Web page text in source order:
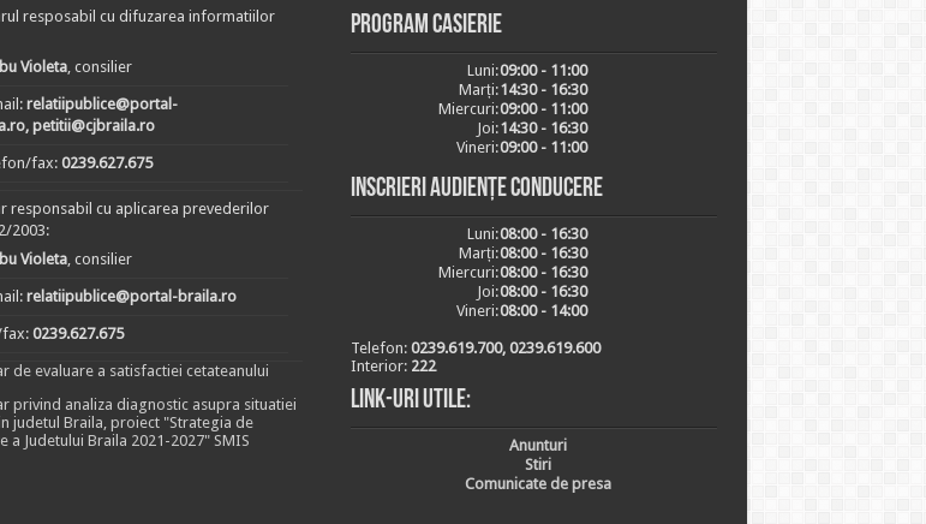
resposabil cu difuzarea informatiilor
Violeta, consilier
relatiipublice@portal-
petitii@cjbraila.ro
fax:0239.627.675
responsabil cu aplicarea prevederilor
2003:
Violeta, consilier
relatiipublice@portal-braila.ro
fax:0239.627.675
de evaluare a satisfactiei cetateanului
privind analiza diagnostic asupra situatiei
judetul Braila, proiect "Strategia de
a Judetului Braila 2021-2027" SMIS
Program casierie
Luni:09:00 - 11:00
Marți:14:30 - 16:30
Miercuri:09:00 - 11:00
Joi:14:30 - 16:30
Vineri:09:00 - 11:00
Inscrieri audiențe conducere
Luni:08:00 - 16:30
Marți:08:00 - 16:30
Miercuri:08:00 - 16:30
Joi:08:00 - 16:30
Vineri:08:00 - 14:00
Telefon: 0239.619.700, 0239.619.600
Interior: 222
Link-uri utile:
Anunturi
Stiri
Comunicate de presa